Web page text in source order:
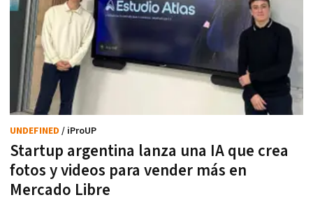
Startup argentina lanza una IA que crea
fotos y videos para vender más en
Mercado Libre
UNDEFINED / iProUP